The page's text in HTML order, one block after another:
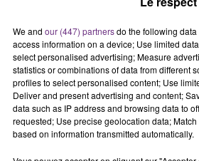
LA FAMILLE
FM
LA
sur place pour
de se rendre dans
a été lancée depuis
We and our (447) partnersdo the following
access information on a device; Use limited
select personalised advertising; Measure
statistics or combinations of data from different
profiles to select personalised content; Use
Deliver and present advertising and content;
data such as IP address and browsing data to
requested; Use precise geolocation data;
based on information transmitted automatically.